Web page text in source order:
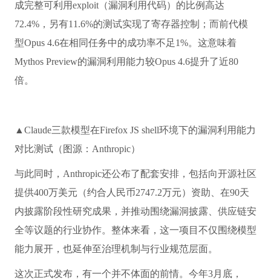
成完整可利用exploit（漏洞利用代码）的比例高达
72.4%，另有11.6%的测试实现了寄存器控制；而前代模
型Opus 4.6在相同任务中的成功率不足1%。这意味着
Mythos Preview的漏洞利用能力较Opus 4.6提升了近80
倍。
▲Claude三款模型在Firefox JS shell环境下的漏洞利用能力
对比测试（图源：Anthropic）
与此同时，Anthropic还公布了配套安排，包括向开源社区
提供400万美元（约合人民币2747.2万元）资助、在90天
内披露阶段性研究成果，并推动围绕漏洞披露、供应链安
全等议题的行业协作。整体来看，这一项目不仅围绕模型
能力展开，也延伸至治理机制与行业规范层面。
这次正式发布，有一个并不体面的前情。今年3月底，